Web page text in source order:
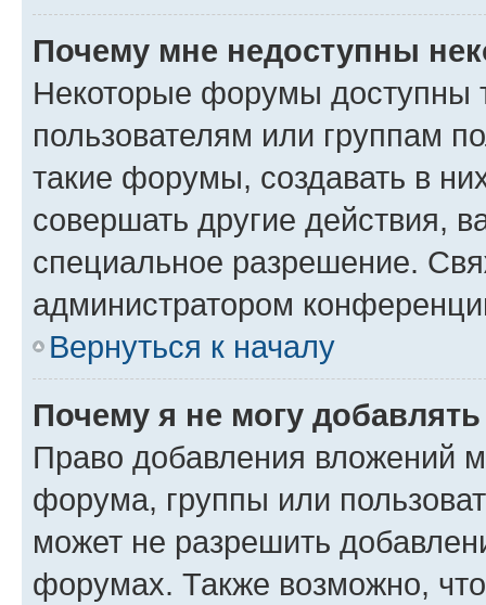
Почему мне недоступны
Некоторые форумы доступны
пользователям или группам
такие форумы, создавать в
совершать другие действия,
специальное разрешение.
администратором
Вернуться к началу
Почему я не могу
Право добавления вложений
форума, группы или
может не разрешить
форумах. Также возможно,